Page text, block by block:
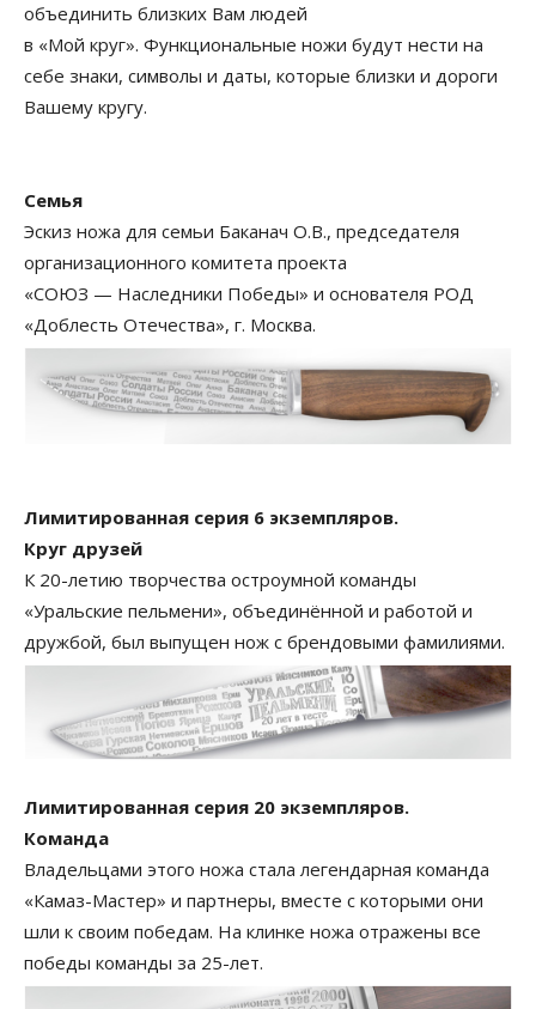
объединить близких Вам людей
в «Мой круг». Функциональные ножи будут нести на
себе знаки, символы и даты, которые близки и дороги
Вашему кругу.
Семья
Эскиз ножа для семьи Баканач О.В., председателя
организационного комитета проекта
«СОЮЗ — Наследники Победы» и основателя РОД
«Доблесть Отечества», г. Москва.
Лимитированная серия 6 экземпляров.
Круг друзей
К 20-летию творчества остроумной команды
«Уральские пельмени», объединённой и работой и
дружбой, был выпущен нож с брендовыми фамилиями.
Лимитированная серия 20 экземпляров.
Команда
Владельцами этого ножа стала легендарная команда
«Камаз-Мастер» и партнеры, вместе с которыми они
шли к своим победам. На клинке ножа отражены все
победы команды за 25-лет.